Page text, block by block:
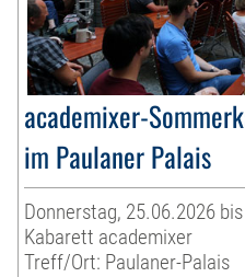
academixer-
im Paulaner Palais
Donnerstag, 25.06.2026
Kabarett academixer
Treff/Ort: Paulaner-Palais